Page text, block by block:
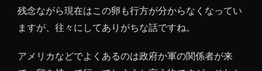
残念ながら現在はこの卵も行方が分からなくなってい
ますが、往々にしてありがちな話ですね。
アメリカなどでよくあるのは政府か軍の関係者が来